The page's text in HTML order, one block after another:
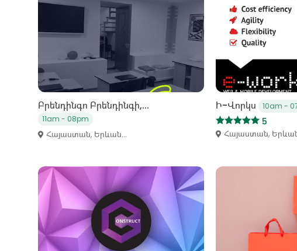
Բրենդինգո Բրենդինգի,...
11am - 08pm
Հայաստան, Երևան...
Ի-Վորկս 10am -
5
Հայաստան,